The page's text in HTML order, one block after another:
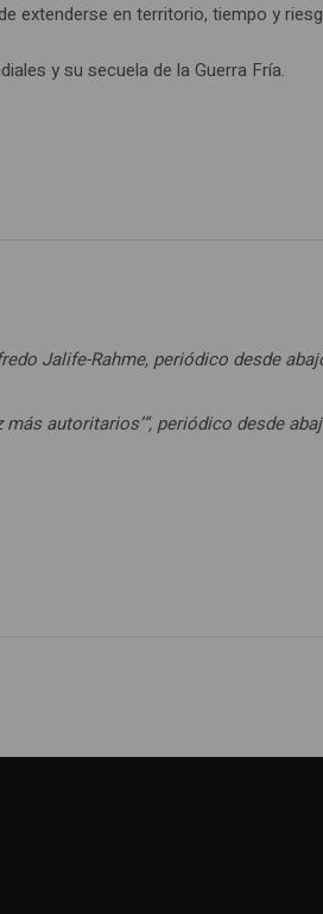
en territorio, tiempo y
y su secuela de la Guerra Fría.
Jalife-Rahme, periódico desde
autoritarios’”, periódico desde